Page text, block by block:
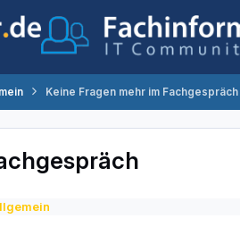
Keine Fragen mehr im Fachgespräch